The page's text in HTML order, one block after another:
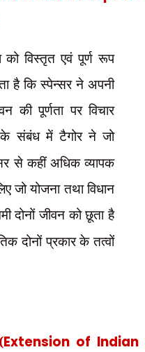
को विस्तृत एवं पूर्ण रूप
है कि स्पेन्सर ने अपनी
की पूर्णता पर विचार
के संबंध में टैगोर ने जो
से कहीं अधिक व्यापक
जो योजना तथा विधान
दोनों जीवन को छूता है
दोनों प्रकार के तत्वों
Extension of Indian